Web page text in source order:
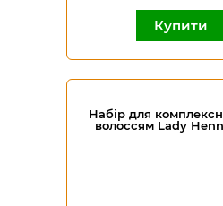
Купити
Набір для
волоссям Lady